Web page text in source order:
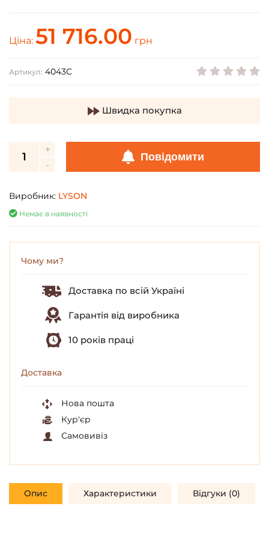
Ціна: 51 716.00 грн
Артикул: 4043C
Швидка покупка
Повідомити
Виробник: LYSON
Немає в наявності
Чому ми?
Доставка по всій Україні
Гарантія від виробника
10 років праці
Доставка
Нова пошта
Кур'єр
Самовивіз
Опис Характеристики Відгуки (0)